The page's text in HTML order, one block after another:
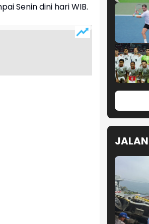
Senin dini hari WIB.
JALAN